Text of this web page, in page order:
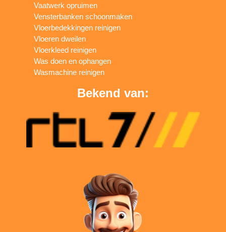
Vaatwerk opruimen
Vensterbanken schoonmaken
Vloerbedekkingen reinigen
Vloeren dweilen
Vloerkleed reinigen
Was doen en ophangen
Wasmachine reinigen
Bekend van: